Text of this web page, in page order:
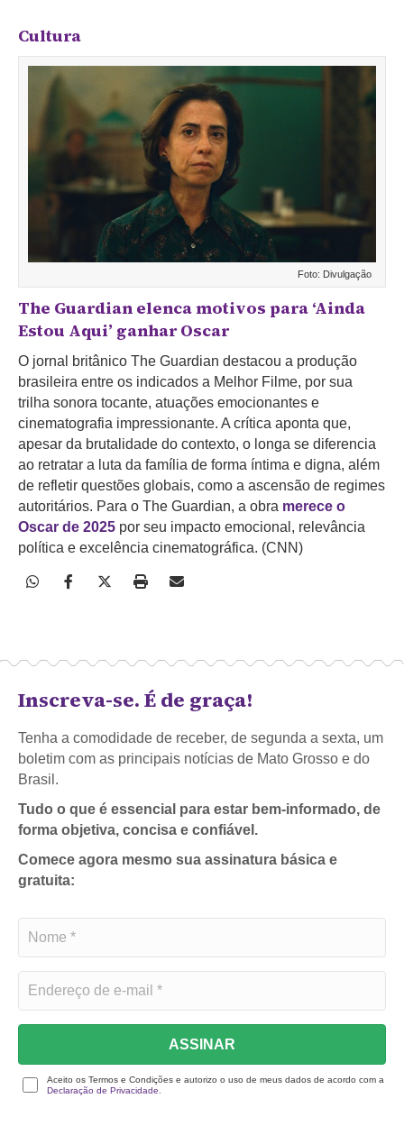
Cultura
Foto: Divulgação
The Guardian elenca motivos para ‘Ainda
Estou Aqui’ ganhar Oscar
O jornal britânico The Guardian destacou a produção
brasileira entre os indicados a Melhor Filme, por sua
trilha sonora tocante, atuações emocionantes e
cinematografia impressionante. A crítica aponta que,
apesar da brutalidade do contexto, o longa se diferencia
ao retratar a luta da família de forma íntima e digna, além
de refletir questões globais, como a ascensão de regimes
autoritários. Para o The Guardian, a obra merece o
Oscar de 2025 por seu impacto emocional, relevância
política e excelência cinematográfica. (CNN)
Inscreva-se. É de graça!
Tenha a comodidade de receber, de segunda a sexta, um
boletim com as principais notícias de Mato Grosso e do
Brasil.
Tudo o que é essencial para estar bem-informado, de
forma objetiva, concisa e confiável.
Comece agora mesmo sua assinatura básica e
gratuita:
ASSINAR
Aceito os Termos e Condições e autorizo o uso de meus dados de acordo com a
Declaração de Privacidade.